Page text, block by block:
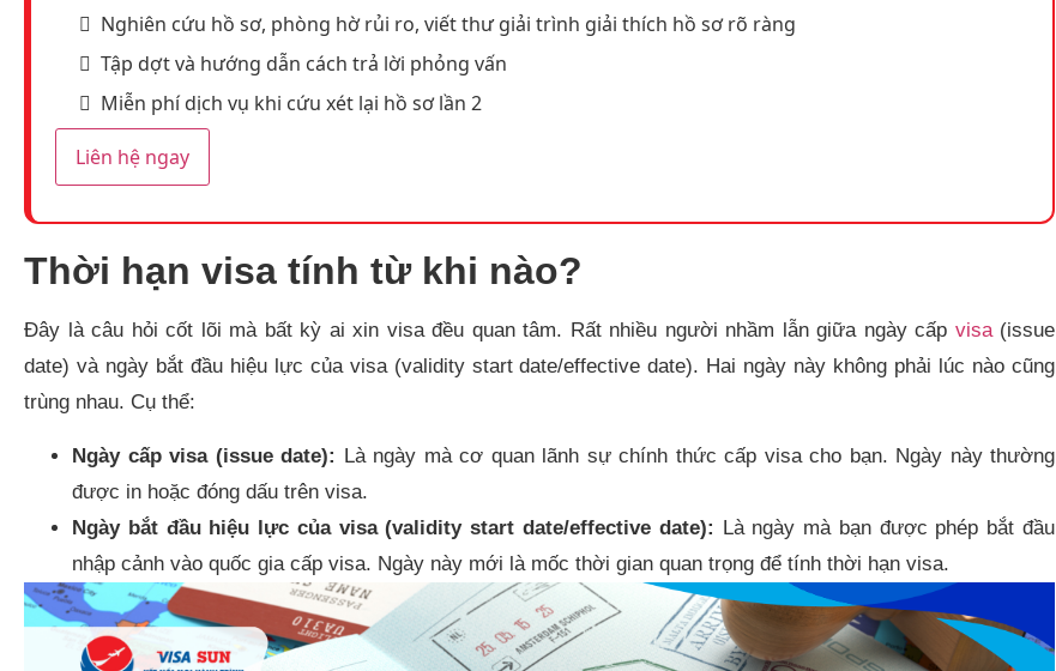
Nghiên cứu hồ sơ, phòng hờ rủi ro, viết thư giải trình giải thích hồ sơ rõ ràng
Tập dợt và hướng dẫn cách trả lời phỏng vấn
Miễn phí dịch vụ khi cứu xét lại hồ sơ lần 2
Liên hệ ngay
Thời hạn visa tính từ khi nào?
Đây là câu hỏi cốt lõi mà bất kỳ ai xin visa đều quan tâm. Rất nhiều người nhầm lẫn giữa ngày cấp visa(issue
date) và ngày bắt đầu hiệu lực của visa (validity start date/effective date). Hai ngày này không phải lúc nào cũng
trùng nhau. Cụ thể:
Ngày cấp visa (issue date): Là ngày mà cơ quan lãnh sự chính thức cấp visa cho bạn. Ngày này thường
được in hoặc đóng dấu trên visa.
Ngày bắt đầu hiệu lực của visa (validity start date/effective date): Là ngày mà bạn được phép bắt đầu
nhập cảnh vào quốc gia cấp visa. Ngày này mới là mốc thời gian quan trọng để tính thời hạn visa.